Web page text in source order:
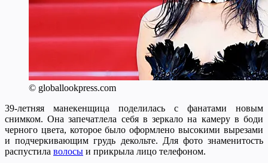
© globallookpress.com
39-летняя манекенщица поделилась с фанатами новым
снимком. Она запечатлела себя в зеркало на камеру в боди
черного цвета, которое было оформлено высокими вырезами
и подчеркивающим грудь декольте. Для фото знаменитость
распустила волосы и прикрыла лицо телефоном.